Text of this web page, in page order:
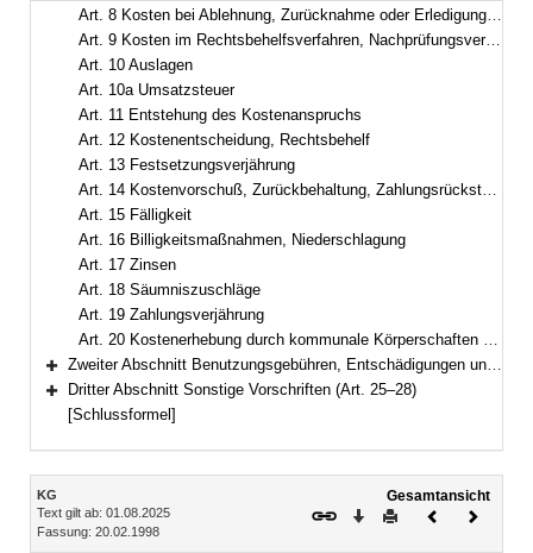
Art. 8 Kosten bei Ablehnung, Zurücknahme oder Erledigung eines Antrags
Art. 9 Kosten im Rechtsbehelfsverfahren, Nachprüfungsverfahren
Art. 10 Auslagen
Art. 10a Umsatzsteuer
Art. 11 Entstehung des Kostenanspruchs
Art. 12 Kostenentscheidung, Rechtsbehelf
Art. 13 Festsetzungsverjährung
Art. 14 Kostenvorschuß, Zurückbehaltung, Zahlungsrückstände
Art. 15 Fälligkeit
Art. 16 Billigkeitsmaßnahmen, Niederschlagung
Art. 17 Zinsen
Art. 18 Säumniszuschläge
Art. 19 Zahlungsverjährung
Art. 20 Kostenerhebung durch kommunale Körperschaften des öffentlichen Rechts
Bereich erweitern
Zweiter Abschnitt Benutzungsgebühren, Entschädigungen und Beiträge (Art. 21–24)
Bereich erweitern
Dritter Abschnitt Sonstige Vorschriften (Art. 25–28)
[Schlussformel]
Inhalt
KG
Text gilt ab: 01.08.2025
Fassung: 20.02.1998
Gesamtansicht
Download
DruckenVorheriges